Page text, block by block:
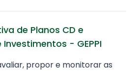
de Planos CD e
- GEPPI
propor e monitorar as